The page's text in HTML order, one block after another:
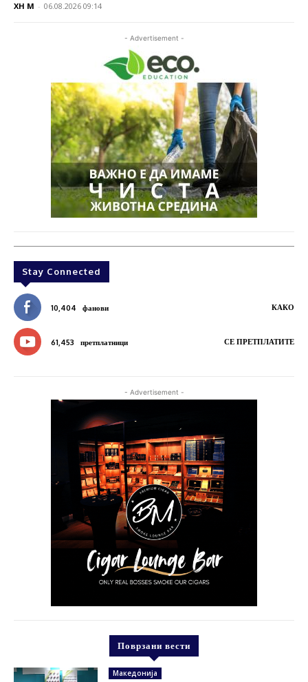
XH M - 06.08.2026 09:14
- Advertisement -
Stay Connected
10,404 фанови КАКО
61,453 претплатници СЕ ПРЕТПЛАТИТЕ
- Advertisement -
Поврзани вести
Македонија